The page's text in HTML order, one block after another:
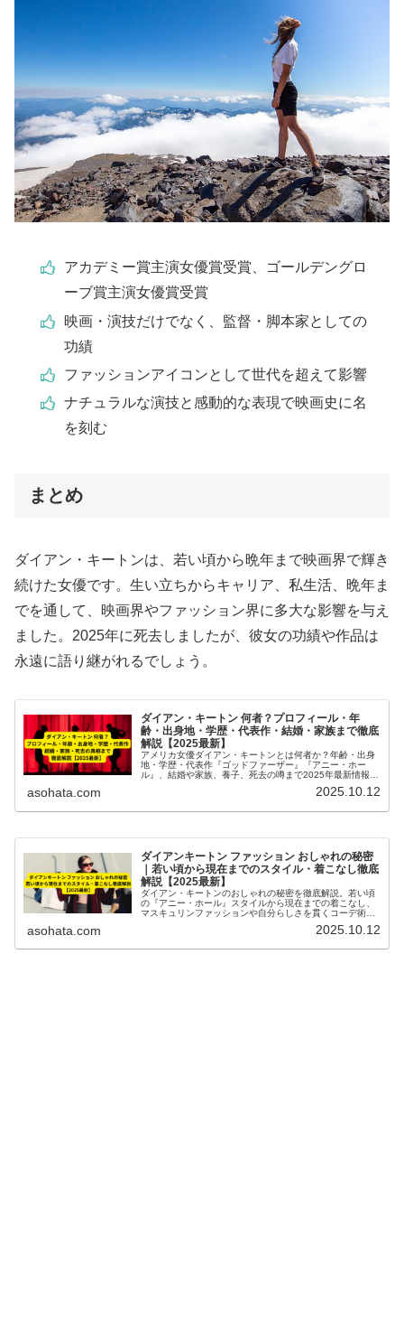
アカデミー賞主演女優賞受賞、ゴールデングロ
ーブ賞主演女優賞受賞
映画・演技だけでなく、監督・脚本家としての
功績
ファッションアイコンとして世代を超えて影響
ナチュラルな演技と感動的な表現で映画史に名
を刻む
まとめ
ダイアン・キートンは、若い頃から晩年まで映画界で輝き
続けた女優です。生い立ちからキャリア、私生活、晩年ま
でを通して、映画界やファッション界に多大な影響を与え
ました。2025年に死去しましたが、彼女の功績や作品は
永遠に語り継がれるでしょう。
ダイアン・キートン 何者？プロフィール・年
齢・出身地・学歴・代表作・結婚・家族まで徹底
解説【2025最新】
アメリカ女優ダイアン・キートンとは何者か？年齢・出身
地・学歴・代表作『ゴッドファーザー』『アニー・ホー
ル』、結婚や家族、養子、死去の噂まで2025年最新情報で
asohata.com 2025.10.12
ダイアンキートン ファッション おしゃれの秘密
｜若い頃から現在までのスタイル・着こなし徹底
解説【2025最新】
ダイアン・キートンのおしゃれの秘密を徹底解説。若い頃
の『アニー・ホール』スタイルから現在までの着こなし、
マスキュリンファッションや自分らしさを貫くコーデ術を
asohata.com 2025.10.12